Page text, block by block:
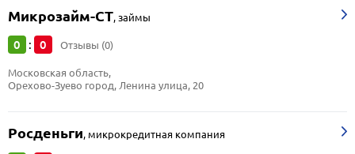
Микрозайм-СТ,займы
0 : 0 Отзывы (0)
Московская область,
Орехово-Зуево город, Ленина улица, 20
Росденьги, микрокредитная компания